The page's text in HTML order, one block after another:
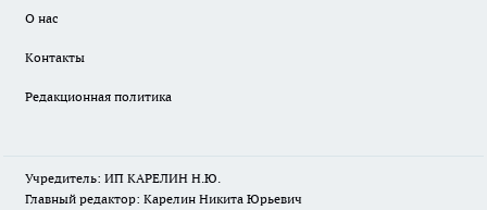
О нас
Контакты
Редакционная политика
Учредитель: ИП КАРЕЛИН Н.Ю.
Главный редактор: Карелин Никита Юрьевич